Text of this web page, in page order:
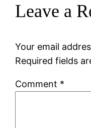
Leave a
Your email
Required fields
Comment *